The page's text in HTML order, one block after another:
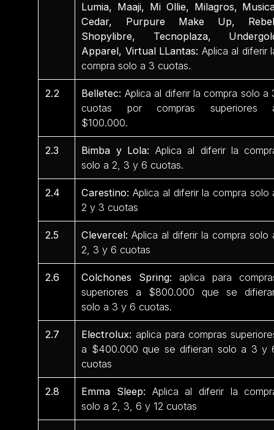
Lumia, Maaji, Mi Ollie, Milagros,
Cedar, Purpure Make Up,
Shopylibre, Tecnoplaza,
Apparel, Virtual LLantas: Aplica al diferir
compra solo a 3 cuotas.
2.2 Belletec: Aplica al diferir la compra solo a
cuotas por compras superiores
$100.000.
2.3 Bimba y Lola: Aplica al diferir la
solo a 2, 3 y 6 cuotas.
2.4 Carestino: Aplica al diferir la compra solo
2 y 3 cuotas
2.5 Clevercel:Aplica al diferir la compra solo
2, 3 y 6 cuotas
2.6 Colchones Spring: aplica para
superiores a $800.000 que se
solo a 3 y 6 cuotas.
2.7 Electrolux: aplica para compras
a $400.000 que se difieran solo a 3 y
cuotas
2.8 Emma Sleep: Aplica al diferir la
solo a 2, 3, 6 y 12 cuotas